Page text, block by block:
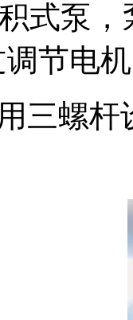
式泵
节电
三螺杆